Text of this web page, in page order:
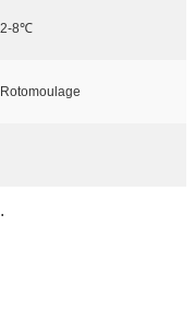
2-8℃
Rotomoulage